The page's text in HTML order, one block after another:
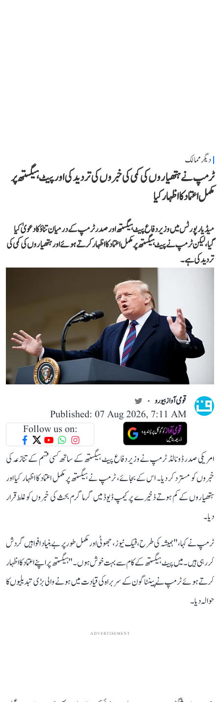
دیگر ممالک
ٹرمپ نے ہتھیاروں کی کمی کی خبروں کی تردید کی اور پیٹ ہیگستھ پر
مکمل اعتماد کا اظہار کیا
میڈیا رپورٹس میں وزیر دفاع پیٹ ہیگستھ اور صدر ٹرمپ کے درمیان تناؤ کا دعویٰ کیا
گیا، لیکن ٹرمپ نے پیٹ ہیگستھ پر مکمل اعتماد کا اظہار کرتے ہوئے اور ہتھیاروں کی کمی کی
تردید کی ہے۔
قومی آواز بیورو
Published: 07 Aug 2026, 7:11 AM
Follow us on:
امریکی صدر ڈونالڈ ٹرمپ نے وزیر دفاع پیٹ ہیگستھ کے ساتھ کسی قسم کے تنازعہ کی
خبروں کو مسترد کر دیا۔ اس کے بجائے، ٹرمپ نے ہیگستھ پر مکمل اعتماد کا اظہار کیا اور
ہتھیاروں کے کم ہوتے ذخیرے پر کیمپ ڈیوڈ میں گرما گرم بحث کی خبروں کو غلط قرار
دیا۔
ٹرمپ نے کہا، "ہمیشہ کی طرح، فیک نیوز ، جھوٹی اور مکمل طور پر بے بنیاد افواہیں گردش
کر رہی ہیں۔ میں پیٹ ہیگستھ کے کام سے بہت خوش ہوں۔" ہیگستھ پر اپنے اعتماد کا اظہار
کرتے ہوئے ٹرمپ نے پینٹاگون کے سربراہ کی قیادت میں ہونے والی بڑی تبدیلیوں کا
حوالہ دیا۔
ADVERTISEMENT